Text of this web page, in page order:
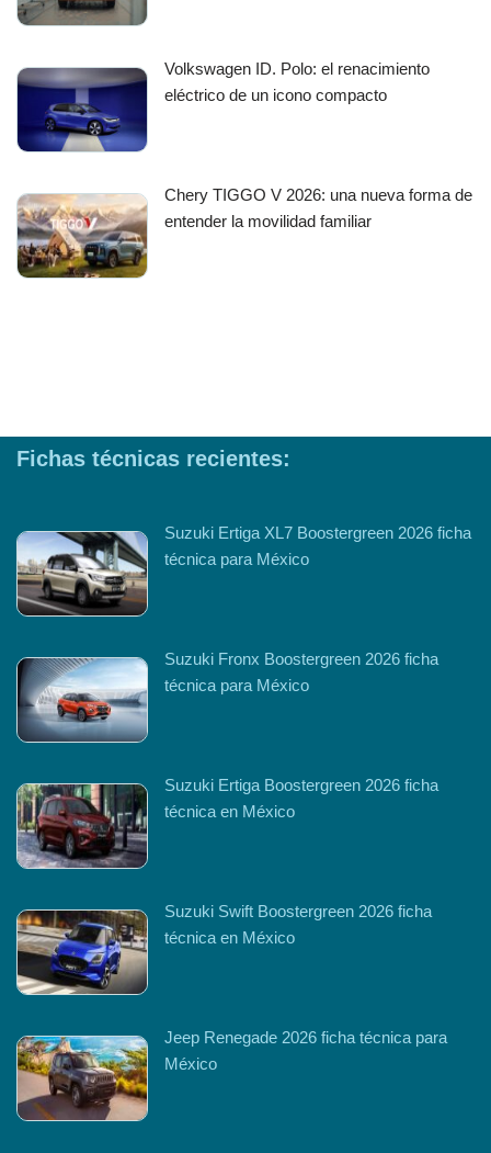
Volkswagen ID. Polo: el renacimiento
eléctrico de un icono compacto
Chery TIGGO V 2026: una nueva forma de
entender la movilidad familiar
Fichas técnicas recientes:
Suzuki Ertiga XL7 Boostergreen 2026 ficha
técnica para México
Suzuki Fronx Boostergreen 2026 ficha
técnica para México
Suzuki Ertiga Boostergreen 2026 ficha
técnica en México
Suzuki Swift Boostergreen 2026 ficha
técnica en México
Jeep Renegade 2026 ficha técnica para
México